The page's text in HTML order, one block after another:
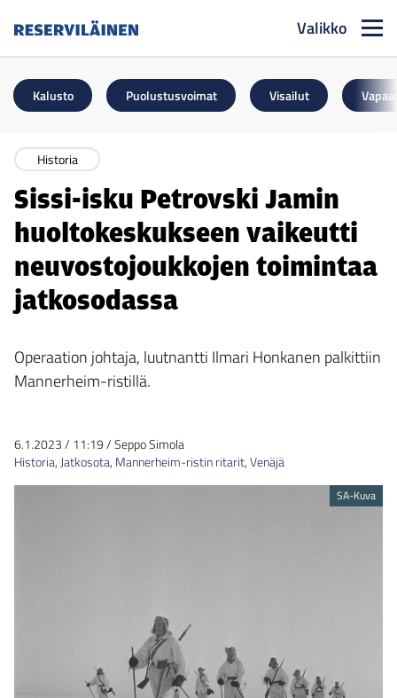
Valikko
Kalusto Puolustusvoimat Visailut
Historia
Sissi-isku Petrovski Jamin
huoltokeskukseen vaikeutti
neuvostojoukkojen toimintaa
jatkosodassa
Operaation johtaja, luutnantti Ilmari Honkanen palkittiin
Mannerheim-ristillä.
6.1.2023/ 11:19/Seppo Simola
Historia, Jatkosota, Mannerheim-ristin ritarit,Venäjä
SA-Kuva